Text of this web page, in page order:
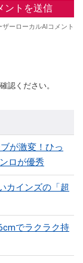
認ください。
が激変！ひっ
ロが優秀
カインズの「超
でラクラク持